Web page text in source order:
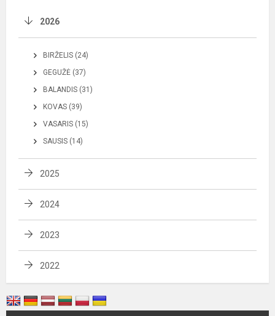
2026
BIRŽELIS (24)
GEGUŽĖ (37)
BALANDIS (31)
KOVAS (39)
VASARIS (15)
SAUSIS (14)
2025
2024
2023
2022